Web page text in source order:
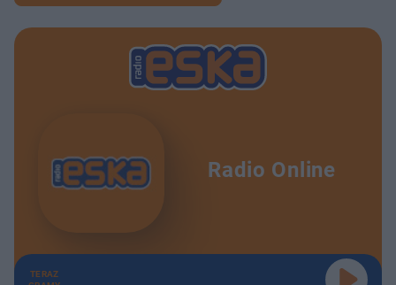
Radio Online
TERAZ